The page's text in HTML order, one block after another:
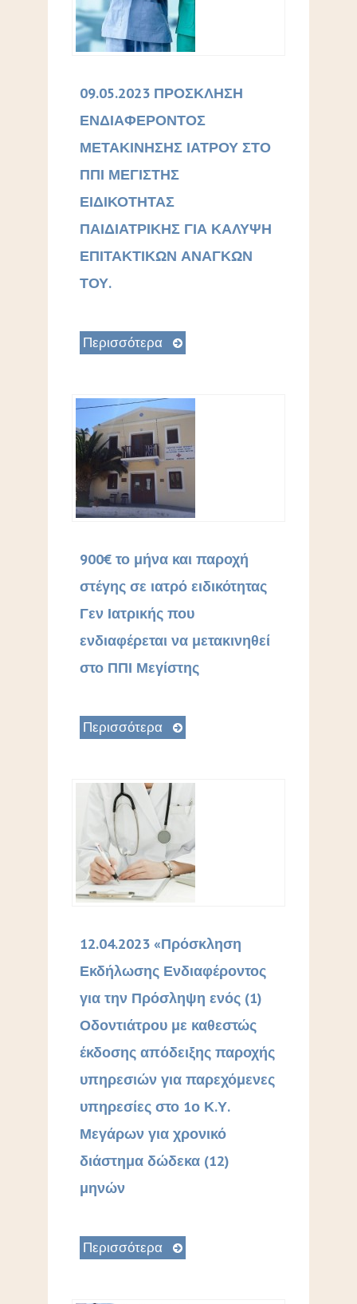
09.05.2023 ΠΡΟΣΚΛΗΣΗ
ΕΝΔΙΑΦΕΡΟΝΤΟΣ
ΜΕΤΑΚΙΝΗΣΗΣ ΙΑΤΡΟΥ ΣΤΟ
ΠΠΙ ΜΕΓΙΣΤΗΣ
ΕΙΔΙΚΟΤΗΤΑΣ
ΠΑΙΔΙΑΤΡΙΚΗΣ ΓΙΑ ΚΑΛΥΨΗ
ΕΠΙΤΑΚΤΙΚΩΝ ΑΝΑΓΚΩΝ
ΤΟΥ.
Περισσότερα
900€ το μήνα και παροχή
στέγης σε ιατρό ειδικότητας
Γεν Ιατρικής που
ενδιαφέρεται να μετακινηθεί
στο ΠΠΙ Μεγίστης
Περισσότερα
12.04.2023 «Πρόσκληση
Εκδήλωσης Ενδιαφέροντος
για την Πρόσληψη ενός (1)
Οδοντιάτρου με καθεστώς
έκδοσης απόδειξης παροχής
υπηρεσιών για παρεχόμενες
υπηρεσίες στο 1ο Κ.Υ.
Μεγάρων για χρονικό
διάστημα δώδεκα (12)
μηνών
Περισσότερα